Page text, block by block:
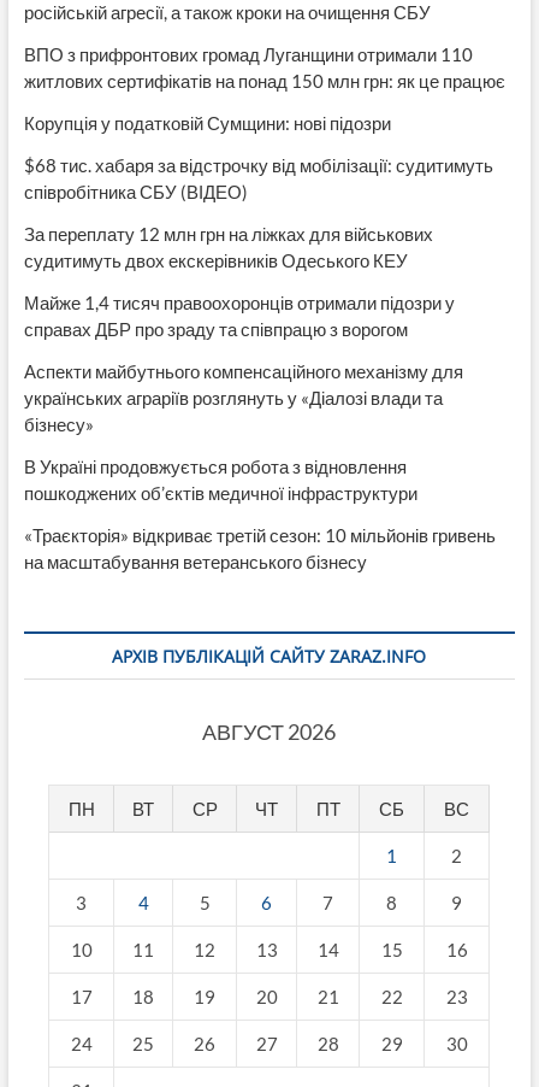
російській агресії, а також кроки на очищення СБУ
ВПО з прифронтових громад Луганщини отримали 110
житлових сертифікатів на понад 150 млн грн: як це працює
Корупція у податковій Сумщини: нові підозри
$68 тис. хабаря за відстрочку від мобілізації: судитимуть
співробітника СБУ (ВІДЕО)
За переплату 12 млн грн на ліжках для військових
судитимуть двох екскерівників Одеського КЕУ
Майже 1,4 тисяч правоохоронців отримали підозри у
справах ДБР про зраду та співпрацю з ворогом
Аспекти майбутнього компенсаційного механізму для
українських аграріїв розглянуть у «Діалозі влади та
бізнесу»
В Україні продовжується робота з відновлення
пошкоджених об’єктів медичної інфраструктури
«Траєкторія» відкриває третій сезон: 10 мільйонів гривень
на масштабування ветеранського бізнесу
АРХІВ ПУБЛІКАЦІЙ САЙТУ ZARAZ.INFO
АВГУСТ 2026
ПН ВТ СР ЧТ ПТ СБ ВС
1 2
3 4 5 6 7 8 9
10 11 12 13 14 15 16
17 18 19 20 21 22 23
24 25 26 27 28 29 30